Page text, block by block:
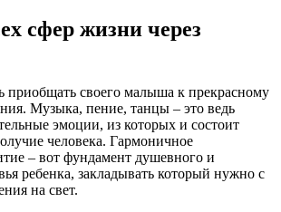
сфер жизни через
приобщать своего малыша к прекрасному
Музыка, пение, танцы – это ведь
эмоции, из которых и состоит
человека. Гармоничное
– вот фундамент душевного и
ребенка, закладывать который нужно с
на свет.